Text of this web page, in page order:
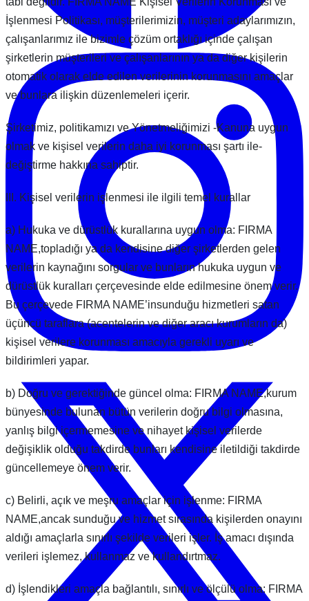
İşlenmesi Politikası, müşterilerimizin, müşteri adaylarımızın,
çalışanlarımız ile bizimle çözüm ortaklığı içinde çalışan
şirketlerin müşterileri ve çalışanlarının ya da diğer kişilerin
otomatik olarak elde edilen verilerinin korunmasını amaçlar
ve bunlara ilişkin düzenlemeleri içerir.
Şirketimiz, politikamızı ve Yönetmeliğimizi -Kanuna uygun
olmak ve kişisel verilerin daha iyi korunması şartı ile-
değiştirme hakkına sahiptir.
III. Kişisel verilerin işlenmesi ile ilgili temel kurallar
a) Hukuka ve dürüstlük kurallarına uygun olma: FIRMA
NAME,topladığı ya da kendisine diğer şirketlerden gelen
verilerin kaynağını sorgular ve bunların hukuka uygun ve
dürüstlük kuralları çerçevesinde elde edilmesine önem verir.
Bu çerçevede FIRMA NAME’insunduğu hizmetleri satan
üçüncü taraflara (acentelerin ve diğer aracı kurumların da)
kişisel verilere korunması amacıyla gerekli uyarı ve
bildirimleri yapar.
b) Doğru ve gerektiğinde güncel olma: FIRMA NAME,kurum
bünyesinde bulunan bütün verilerin doğru bilgi olmasına,
yanlış bilgi içermemesine ve nihayet kişisel verilerde
değişiklik olduğu takdirde bunları kendisine iletildiği takdirde
güncellemeye önem verir.
c) Belirli, açık ve meşru amaçlar için işlenme: FIRMA
NAME,ancak sunduğu ve hizmet sırasında kişilerden onayını
aldığı amaçlarla sınırlı şekilde verileri işler. İş amacı dışında
verileri işlemez, kullanmaz ve kullandırtmaz.
d) İşlendikleri amaçla bağlantılı, sınırlı ve ölçülü olma: FIRMA